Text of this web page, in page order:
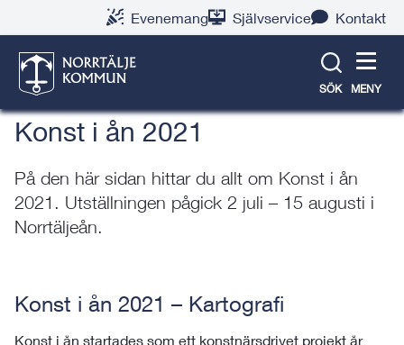
Evenemang Självservice Kontakt
SÖK MENY
Konst i ån 2026
Konst i ån 2021
På den här sidan hittar du allt om Konst i ån
2021. Utställningen pågick 2 juli – 15 augusti i
Norrtäljeån.
Konst i ån 2021 – Kartografi
Konst i ån startades som ett konstnärsdrivet projekt år